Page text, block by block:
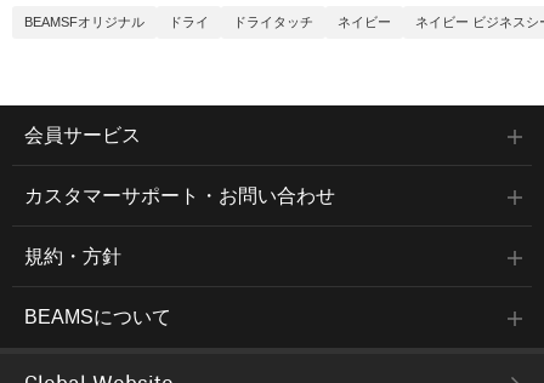
BEAMSFオリジナル ドライ ドライタッチ ネイビー ネイビー ビジネスシ
会員サービス
カスタマーサポート・お問い合わせ
規約・方針
BEAMSについて